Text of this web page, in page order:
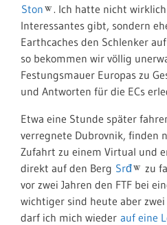
Ston
. Ich hatte nicht
Interessantes gibt, sondern
Earthcaches den Schlenker
so bekommen wir völlig
Festungsmauer Europas zu
und Antworten für die ECs
Etwa eine Stunde später
verregnete Dubrovnik, finden
Zufahrt zu einem Virtual und
direkt auf den Berg Srđ
zu
vor zwei Jahren den FTF bei
wichtiger sind heute aber
darf ich mich wieder auf eine